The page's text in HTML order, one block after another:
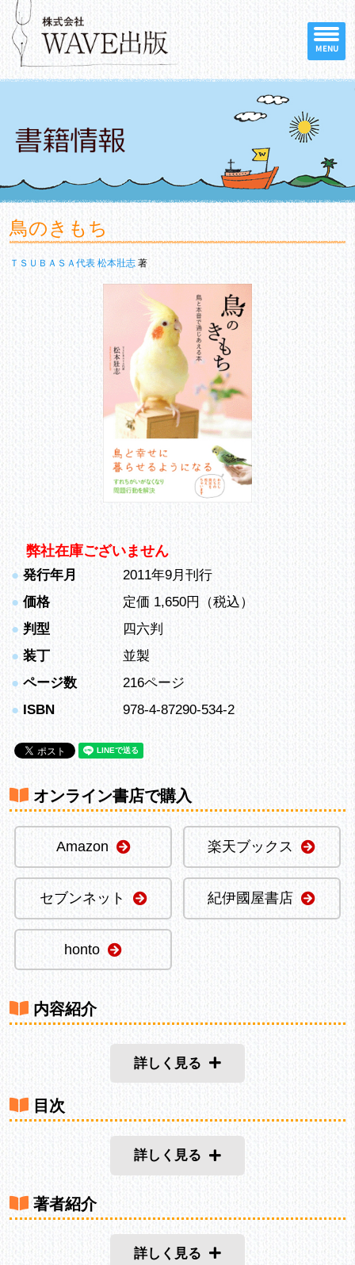
MENU
鳥のきもち
ＴＳＵＢＡＳＡ代表 松本壯志 著
弊社在庫ございません
● 発行年月
2011年9月刊行
● 価格
定価 1,650円（税込）
● 判型
四六判
● 装丁
並製
● ページ数
216ページ
● ISBN 978-4-87290-534-2
オンライン書店で購入
Amazon 楽天ブックス
セブンネット 紀伊國屋書店
honto
内容紹介
詳しく見る
目次
詳しく見る
著者紹介
詳しく見る